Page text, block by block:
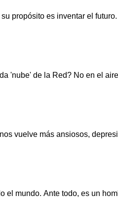
propósito es inventar el
'nube' de la Red? No en el
vuelve más ansiosos,
el mundo. Ante todo, es un